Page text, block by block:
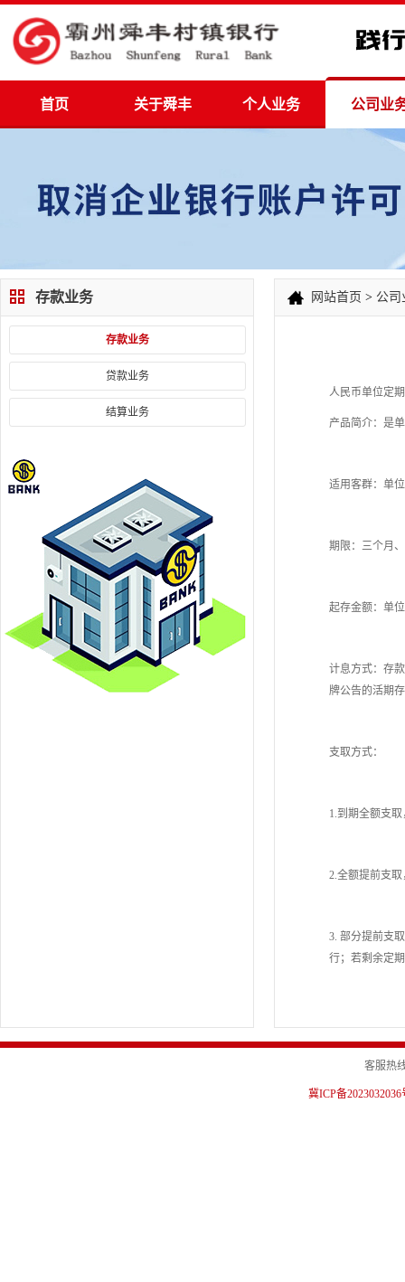
首页 关于舜丰 个人业务 公司业
存款业务
存款业务
贷款业务
结算业务
网站首页 > 公司
人民币单位定
产品简介：是
适用客群：单
期限：三个月
起存金额：单
计息方式：存
牌公告的活期
支取方式：
1.到期全额支
2.全额提前支
3. 部分提前支
行；若剩余定
客服热
冀ICP备2023032036